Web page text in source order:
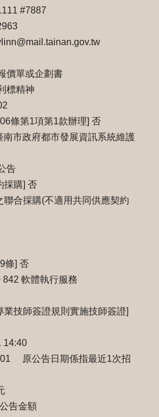
#7887
價單或企劃書
標精神
條第1項第1款辦理] 否
南市政府都市發展資訊系統維護
告
採購] 否
聯合採購(不適用共同供應契約
條] 否
842 軟體執行服務
業技師簽證規則實施技師簽證]
14:40
01 原公告日期係指最近1次招
告金額